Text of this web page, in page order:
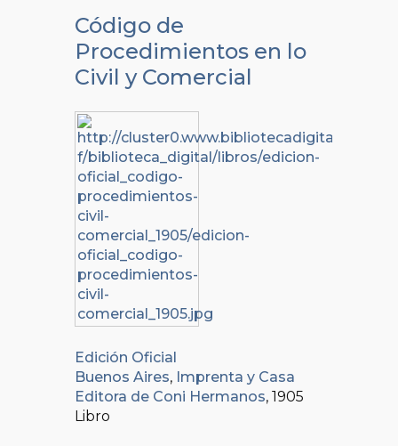
Código de
Procedimientos en lo
Civil y Comercial
Edición Oficial
Buenos Aires, Imprenta y Casa
Editora de Coni Hermanos, 1905
Libro